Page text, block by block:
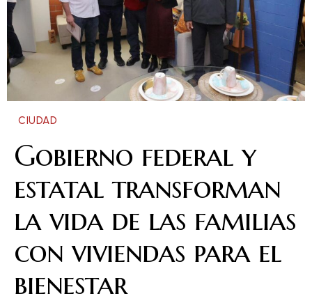
CIUDAD
Gobierno federal y
estatal transforman
la vida de las familias
con viviendas para el
bienestar